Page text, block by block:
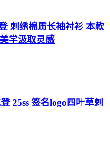
刺绣棉质长袖衬衫 本款
学汲取灵感
25ss 签名logo四叶草刺